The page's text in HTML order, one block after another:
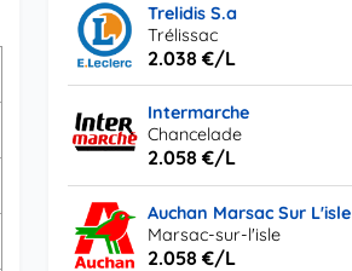
Trelidis S.a
Trélissac
2.038 €/L
Intermarche
Chancelade
2.058 €/L
Auchan Marsac Sur L'isle
Marsac-sur-l'isle
2.058 €/L